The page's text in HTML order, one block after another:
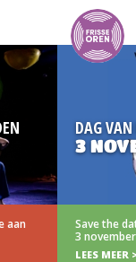
aan
DAG
3
Save the
3
LEES MEER